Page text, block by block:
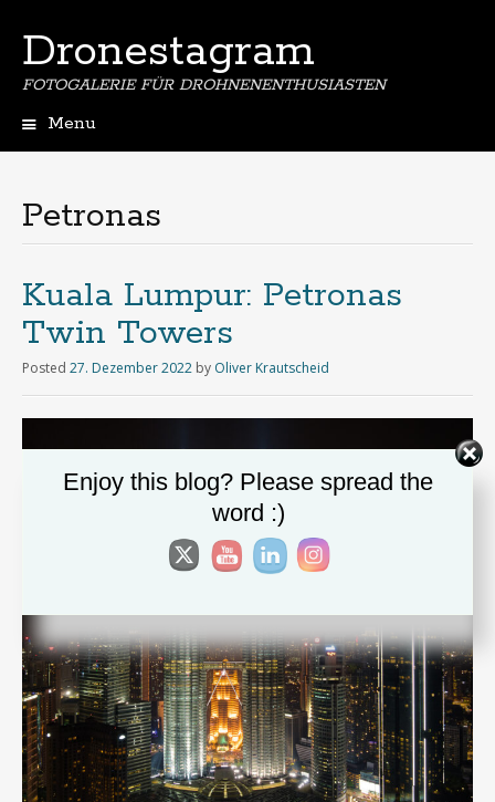
Dronestagram
FOTOGALERIE FÜR DROHNENENTHUSIASTEN
Menu
Petronas
Kuala Lumpur: Petronas
Twin Towers
Posted 27. Dezember 2022 by Oliver Krautscheid
Enjoy this blog? Please spread the
word :)